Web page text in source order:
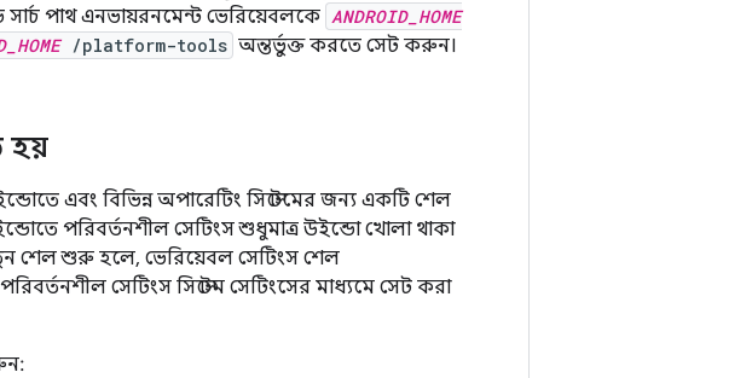
পাথ এনভায়রনমেন্ট ভেরিয়েবলকে ANDROID_HOME
/platform-tools অন্তর্ভুক্ত করতে সেট করুন।
হয়
এবং বিভিন্ন অপারেটিং সিস্টেমের জন্য একটি শেল
পরিবর্তনশীল সেটিংস শুধুমাত্র উইন্ডো খোলা থাকা
শেল শুরু হলে, ভেরিয়েবল সেটিংস শেল
সেটিংস সিস্টেম সেটিংসের মাধ্যমে সেট করা